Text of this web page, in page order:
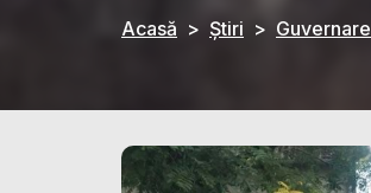
Acasă Știri